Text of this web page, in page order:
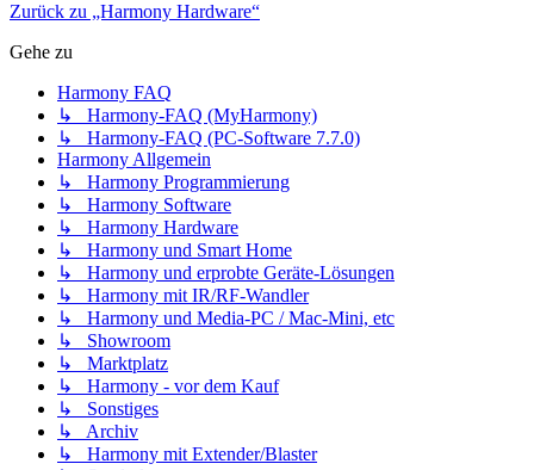
Zurück zu „Harmony Hardware“
Gehe zu
Harmony FAQ
↳ Harmony-FAQ (MyHarmony)
↳ Harmony-FAQ (PC-Software 7.7.0)
Harmony Allgemein
↳ Harmony Programmierung
↳ Harmony Software
↳ Harmony Hardware
↳ Harmony und Smart Home
↳ Harmony und erprobte Geräte-Lösungen
↳ Harmony mit IR/RF-Wandler
↳ Harmony und Media-PC / Mac-Mini, etc
↳ Showroom
↳ Marktplatz
↳ Harmony - vor dem Kauf
↳ Sonstiges
↳ Archiv
↳ Harmony mit Extender/Blaster